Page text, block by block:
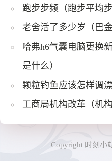
跑步步频（跑步平均
老舍活了多少岁（巴
哈弗h6气囊电脑更换
是什么）
颗粒钓鱼应该怎样调
工商局机构改革（机
Copyright 时刻小